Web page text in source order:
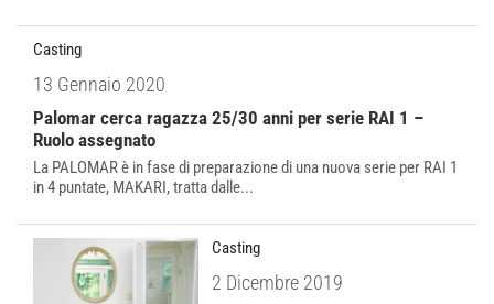
Casting
13 Gennaio 2020
Palomar cerca ragazza 25/30 anni per serie RAI 1 –
Ruolo assegnato
La PALOMAR è in fase di preparazione di una nuova serie per RAI 1
in 4 puntate, MAKARI, tratta dalle...
Casting
2 Dicembre 2019